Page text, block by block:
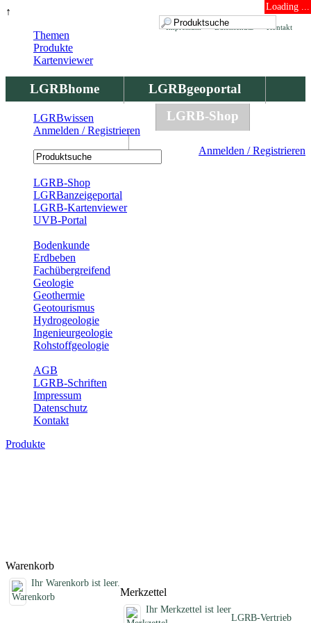
↑ Loading ...
Kontakt
Datenschutz
Impressum
LGRBhome
LGRBgeoportal
LGRBbohrungen
LGRB-Shop
Anmelden / Registrieren
Themen
Produkte
Kartenviewer
LGRBwissen
Anmelden / Registrieren
LGRB-Shop
LGRBanzeigeportal
LGRB-Kartenviewer
UVB-Portal
Bodenkunde
Erdbeben
Fachübergreifend
Geologie
Geothermie
Geotourismus
Hydrogeologie
Ingenieurgeologie
Rohstoffgeologie
AGB
LGRB-Schriften
Impressum
Datenschutz
Kontakt
Produkte
Warenkorb
Ihr Warenkorb ist leer.
Merkzettel
Ihr Merkzettel ist leer
LGRB-Vertrieb